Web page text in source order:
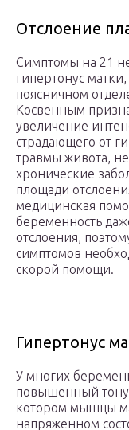
Отслоение
Симптомы на 21
гипертонус
поясничном
Косвенным
увеличение
страдающего от
травмы живота,
хронические
площади
медицинская
беременность
отслоения,
симптомов
скорой помощи.
Гипертонус
У многих
повышенный
котором мышцы
напряженном